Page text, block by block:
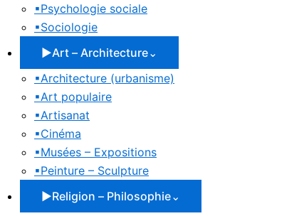
▪Psychologie sociale
▪Sociologie
▶Art – Architecture⌄
▪Architecture (urbanisme)
▪Art populaire
▪Artisanat
▪Cinéma
▪Musées – Expositions
▪Peinture – Sculpture
▶Religion – Philosophie⌄